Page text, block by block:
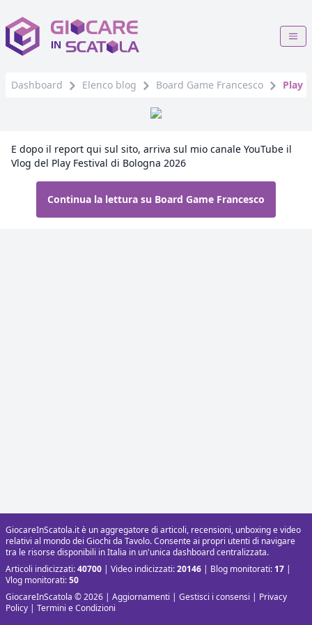
Dashboard Elenco blog Board Game Francesco Play
E dopo il report qui sul sito, arriva sul mio canale YouTube il
Vlog del Play Festival di Bologna 2026
Continua la lettura su Board Game Francesco
GiocareInScatola.it è un aggregatore di articoli, recensioni, unboxing e video
relativi al mondo dei Giochi da Tavolo. Consente ai propri utenti di navigare
tra le risorse disponibili in Italia in un'unica dashboard centralizzata.
Articoli indicizzati:40700 | Video indicizzati:20146 | Blog monitorati: 17 |
Vlog monitorati:50
GiocareInScatola © 2026 | Aggiornamenti | Gestisci i consensi | Privacy
Policy | Termini e Condizioni